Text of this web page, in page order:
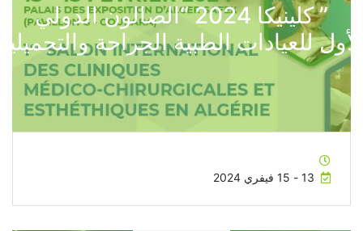
” كلينيكا 2024 “الصالون الدولي
للعيادات الطبية الجراحة